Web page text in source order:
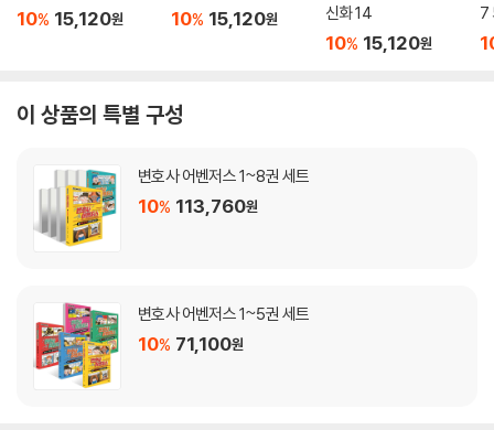
10% 15,120원 10% 15,120원
신화 14
10% 15,120원
7
이 상품의 특별 구성
변호사 어벤저스 1~8권 세트
10% 113,760원
변호사 어벤저스 1~5권 세트
10% 71,100원